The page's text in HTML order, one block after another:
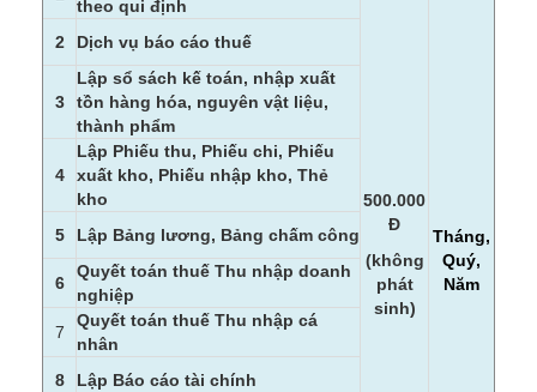
theo qui định
500.000
Đ
(không
phát
sinh)
Tháng,
Quý,
Năm
2 Dịch vụ báo cáo thuế
3
Lập sổ sách kế toán, nhập xuất
tồn hàng hóa, nguyên vật liệu,
thành phẩm
4
Lập Phiếu thu, Phiếu chi, Phiếu
xuất kho, Phiếu nhập kho, Thẻ
kho
5
Lập Bảng lương, Bảng chấm công
6
Quyết toán thuế Thu nhập doanh
nghiệp
7
Quyết toán thuế Thu nhập cá
nhân
8
Lập Báo cáo tài chính